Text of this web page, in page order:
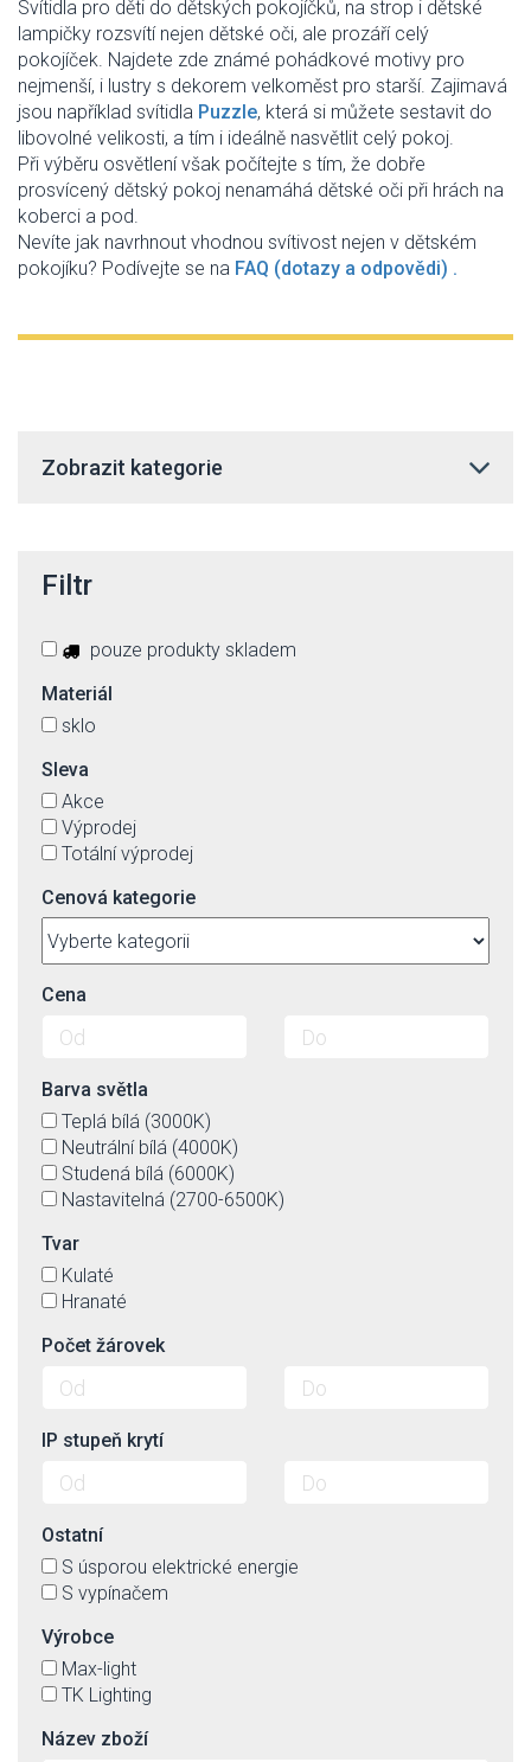
Svítidla pro děti do dětských pokojíčků, na strop i dětské
lampičky rozsvítí nejen dětské oči, ale prozáří celý
pokojíček. Najdete zde známé pohádkové motivy pro
nejmenší, i lustry s dekorem velkoměst pro starší. Zajimavá
jsou například svítidla Puzzle, která si můžete sestavit do
libovolné velikosti, a tím i ideálně nasvětlit celý pokoj.
Při výběru osvětlení však počítejte s tím, že dobře
prosvícený dětský pokoj nenamáhá dětské oči při hrách na
koberci a pod.
Nevíte jak navrhnout vhodnou svítivost nejen v dětském
pokojíku? Podívejte se na FAQ (dotazy a odpovědi) .
Zobrazit kategorie
Filtr
pouze produkty skladem
Materiál
sklo
Sleva
Akce
Výprodej
Totální výprodej
Cenová kategorie
Cena
Barva světla
Teplá bílá (3000K)
Neutrální bílá (4000K)
Studená bílá (6000K)
Nastavitelná (2700-6500K)
Tvar
Kulaté
Hranaté
Počet žárovek
IP stupeň krytí
Ostatní
S úsporou elektrické energie
S vypínačem
Výrobce
Max-light
TK Lighting
Název zboží